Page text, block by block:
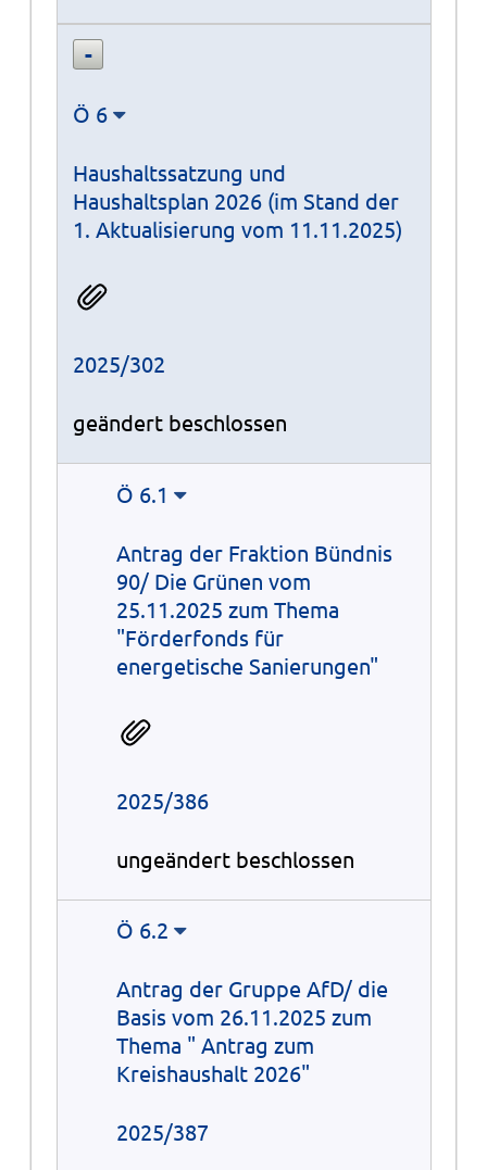
Ö 6
Haushaltssatzung und
Haushaltsplan 2026 (im Stand der
1. Aktualisierung vom 11.11.2025)
2025/302
geändert beschlossen
Ö 6.1
Antrag der Fraktion Bündnis
90/ Die Grünen vom
25.11.2025 zum Thema
"Förderfonds für
energetische Sanierungen"
2025/386
ungeändert beschlossen
Ö 6.2
Antrag der Gruppe AfD/ die
Basis vom 26.11.2025 zum
Thema " Antrag zum
Kreishaushalt 2026"
2025/387